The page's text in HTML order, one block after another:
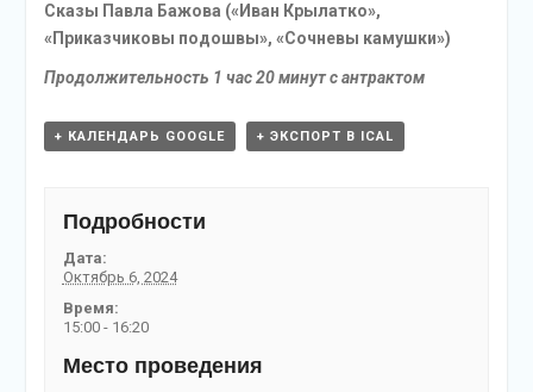
Сказы Павла Бажова («Иван Крылатко»,
«Приказчиковы подошвы», «Сочневы камушки»)
Продолжительность 1 час 20 минут с антрактом
+ КАЛЕНДАРЬ GOOGLE + ЭКСПОРТ В ICAL
Подробности
Дата:
Октябрь 6, 2024
Время:
15:00 - 16:20
Место проведения